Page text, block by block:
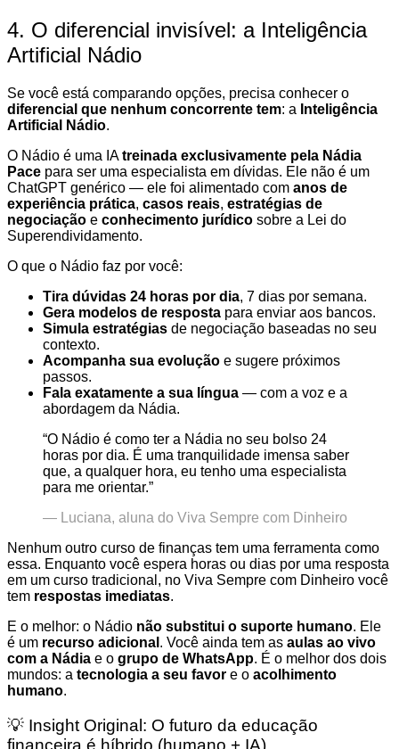
4. O diferencial invisível: a Inteligência
Artificial Nádio
Se você está comparando opções, precisa conhecer o
diferencial que nenhum concorrente tem: a Inteligência
Artificial Nádio.
O Nádio é uma IAtreinada exclusivamente pela Nádia
Pace para ser uma especialista em dívidas. Ele não é um
ChatGPT genérico — ele foi alimentado com anos de
experiência prática, casos reais, estratégias de
negociação e conhecimento jurídico sobre a Lei do
Superendividamento.
O que o Nádio faz por você:
Tira dúvidas 24 horas por dia, 7 dias por semana.
Gera modelos de resposta para enviar aos bancos.
Simula estratégias de negociação baseadas no seu
contexto.
Acompanha sua evolução e sugere próximos
passos.
Fala exatamente a sua língua — com a voz e a
abordagem da Nádia.
“O Nádio é como ter a Nádia no seu bolso 24
horas por dia. É uma tranquilidade imensa saber
que, a qualquer hora, eu tenho uma especialista
para me orientar.”
— Luciana, aluna do Viva Sempre com Dinheiro
Nenhum outro curso de finanças tem uma ferramenta como
essa. Enquanto você espera horas ou dias por uma resposta
em um curso tradicional, no Viva Sempre com Dinheiro você
tem respostas imediatas.
E o melhor: o Nádio não substitui o suporte humano. Ele
é um recurso adicional . Você ainda tem as aulas ao vivo
com a Nádia e o grupo de WhatsApp. É o melhor dos dois
mundos: a tecnologia a seu favor e o acolhimento
humano.
💡 Insight Original: O futuro da educação
financeira é híbrido (humano + IA)